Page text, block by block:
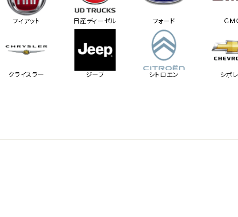
フィアット 日産ディーゼル フォード ＧＭ
クライスラー ジープ シトロエン シボ